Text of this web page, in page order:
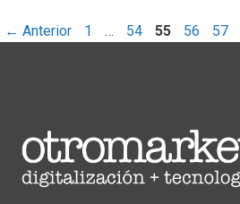
← Anterior 1 … 54 55 56 57